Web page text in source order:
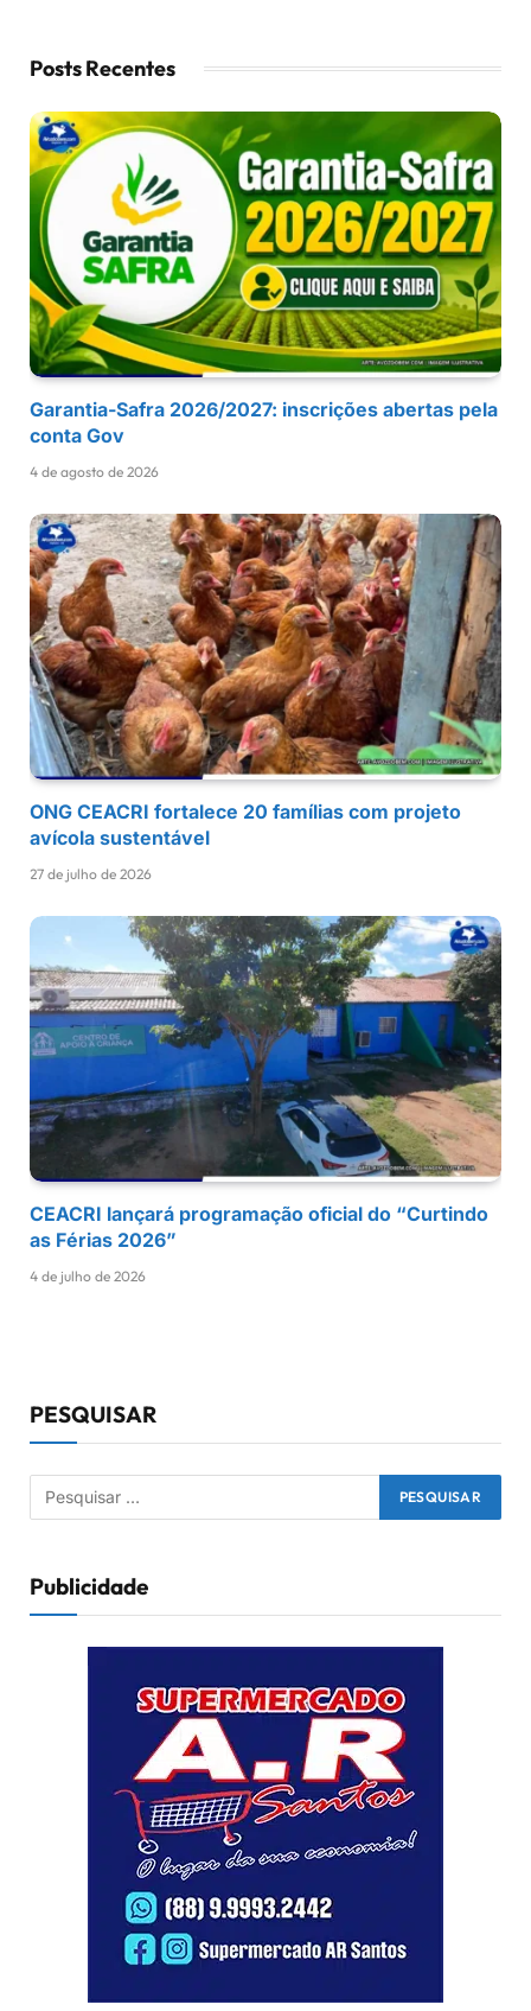
Posts Recentes
Garantia-Safra 2026/2027: inscrições abertas pela
conta Gov
4 de agosto de 2026
ONG CEACRI fortalece 20 famílias com projeto
avícola sustentável
27 de julho de 2026
CEACRI lançará programação oficial do “Curtindo
as Férias 2026”
4 de julho de 2026
PESQUISAR
Publicidade